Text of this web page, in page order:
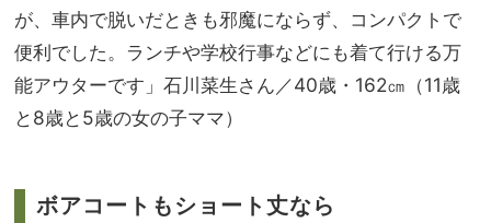
が、車内で脱いだときも邪魔にならず、コンパクトで
便利でした。ランチや学校行事などにも着て行ける万
能アウターです」石川菜生さん／40歳・162㎝（11歳
と8歳と5歳の女の子ママ）
ボアコートもショート丈なら